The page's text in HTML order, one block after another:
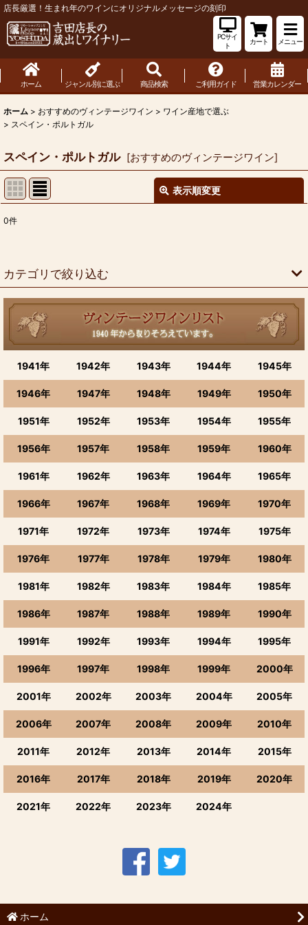
店長厳選！生まれ年のワインにオリジナルメッセージの刻印
PCサイ
ト
カート メニュー
ホーム ジャンル別に選ぶ 商品検索 ご利用ガイド 営業カレンダー
ホーム > おすすめのヴィンテージワイン > ワイン産地で選ぶ
> スペイン・ポルトガル
スペイン・ポルトガル [おすすめのヴィンテージワイン]
表示順変更
並び順
絞り込む
0件
カテゴリで絞り込む
ワイン産地で選ぶ (全商品)
ブルゴーニュ
ボルドーワイン
アルザス・ロワール
ローヌ、ラングドック、ジュラ、南西地方など
シャンパーニュ（シャンパン）
スパークリング
イタリアワイン
ドイツワイン
スロベニア、ハンガリー、ブルガリア、モルドバなど東欧
カリフォルニア・オレゴン・ワシントン州
オーストラリア
ニュージーランド
チリ・アルゼンチン・ウルグアイ
南アフリカワイン
タイワイン・インドワイン・その他の国
1941年 1942年 1943年 1944年 1945年
1946年 1947年 1948年 1949年 1950年
1951年 1952年 1953年 1954年 1955年
1956年 1957年 1958年 1959年 1960年
1961年 1962年 1963年 1964年 1965年
1966年 1967年 1968年 1969年 1970年
1971年 1972年 1973年 1974年 1975年
1976年 1977年 1978年 1979年 1980年
1981年 1982年 1983年 1984年 1985年
1986年 1987年 1988年 1989年 1990年
1991年 1992年 1993年 1994年 1995年
1996年 1997年 1998年 1999年 2000年
2001年 2002年 2003年 2004年 2005年
2006年 2007年 2008年 2009年 2010年
2011年 2012年 2013年 2014年 2015年
2016年 2017年 2018年 2019年 2020年
2021年 2022年 2023年 2024年
ホーム